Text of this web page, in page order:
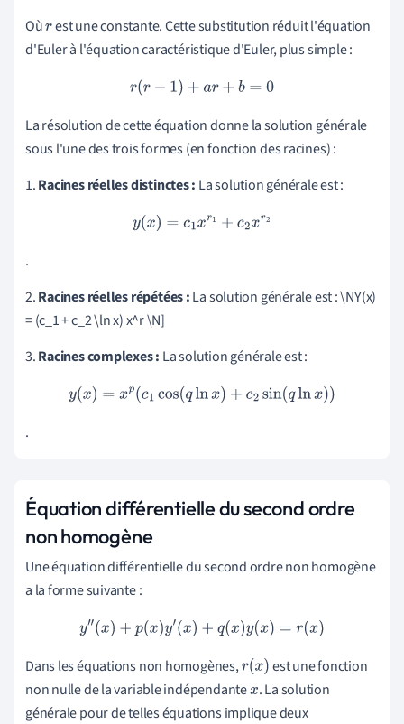
Oùr est une constante. Cette substitution réduit l'équation
d'Euler à l'équation caractéristique d'Euler, plus simple :
r (r− 1)+ ar+b= 0
La résolution de cette équation donne la solution générale
sous l'une des trois formes (en fonction des racines) :
1.Racines réelles distinctes : La solution générale est :
y( x)= c1xr1+ c2xr2
.
2.Racines réelles répétées :La solution générale est : \NY(x)
= (c_1 + c_2 \ln x) x^r \N]
3.Racines complexes : La solution générale est :
y( x)=xp(c1cos(qlnx)+ c2sin(qlnx))
.
Équation différentielle du second ordre
non homogène
Une équation différentielle du second ordre non homogène
a la forme suivante :
y″ (x)+p(x)y′(x )+q(x)y(x)=r(x )
Dans les équations non homogènes,r(x) est une fonction
non nulle de la variable indépendantex . La solution
générale pour de telles équations implique deux